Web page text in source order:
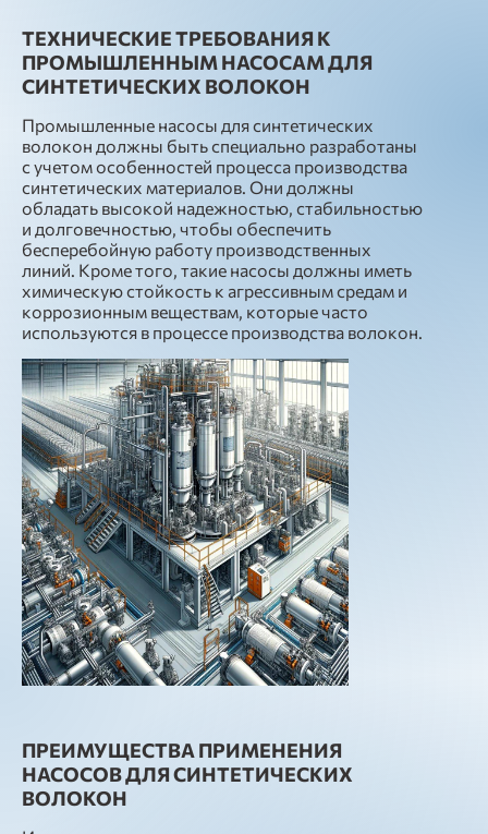
ТЕХНИЧЕСКИЕ ТРЕБОВАНИЯ К
ПРОМЫШЛЕННЫМ НАСОСАМ ДЛЯ
СИНТЕТИЧЕСКИХ ВОЛОКОН
Промышленные насосы для синтетических
волокон должны быть специально разработаны
с учетом особенностей процесса производства
синтетических материалов. Они должны
обладать высокой надежностью, стабильностью
и долговечностью, чтобы обеспечить
бесперебойную работу производственных
линий. Кроме того, такие насосы должны иметь
химическую стойкость к агрессивным средам и
коррозионным веществам, которые часто
используются в процессе производства волокон.
ПРЕИМУЩЕСТВА ПРИМЕНЕНИЯ
НАСОСОВ ДЛЯ СИНТЕТИЧЕСКИХ
ВОЛОКОН